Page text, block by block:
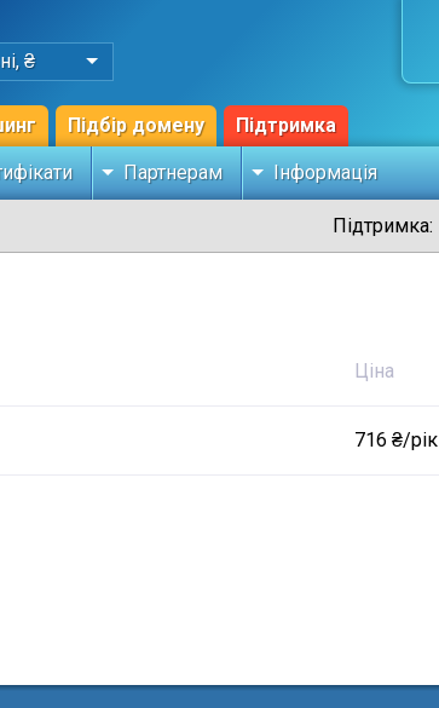
₴
Підбір домену Підтримка
Партнерам Інформація
Підтримка:
Ціна
716 ₴/рік